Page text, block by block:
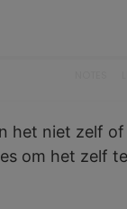
het niet zelf
om het zelf